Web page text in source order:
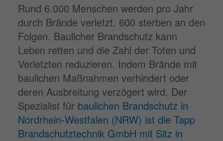
Rund 6.000 Menschen werden pro Jahr
durch Brände verletzt. 600 sterben an den
Folgen. Baulicher Brandschutz kann
Leben retten und die Zahl der Toten und
Verletzten reduzieren. Indem Brände mit
baulichen Maßnahmen verhindert oder
deren Ausbreitung verzögert wird. Der
Spezialist für baulichen Brandschutz in
Nordrhein-Westfalen (NRW) ist die Tapp
Brandschutztechnik GmbH mit Sitz in